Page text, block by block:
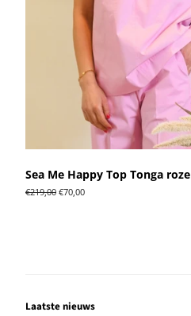
Sea Me Happy Top Tonga roze
Normale
€219,00 Aanbiedingsprijs
€70,00
Laatste nieuws